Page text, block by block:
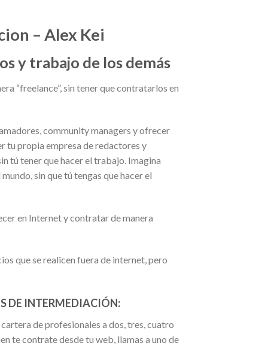
– Alex Kei
y trabajo de los demás
“freelance”, sin tener que contratarlos en
community managers y ofrecer
tu propia empresa de redactores y
tú tener que hacer el trabajo. Imagina
sin que tú tengas que hacer el
en Internet y contratar de manera
que se realicen fuera de internet, pero
DE INTERMEDIACIÓN:
de profesionales a dos, tres, cuatro
te contrate desde tu web, llamas a uno de